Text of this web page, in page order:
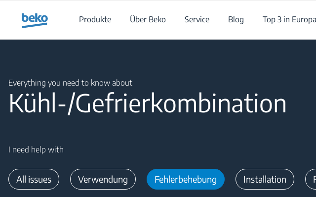
Produkte
Über Beko Service Blog Top 3 in Europa
Everything you need to know about
Kühl-/Gefrierkombination
I need help with
All issues Verwendung Fehlerbehebung Installation